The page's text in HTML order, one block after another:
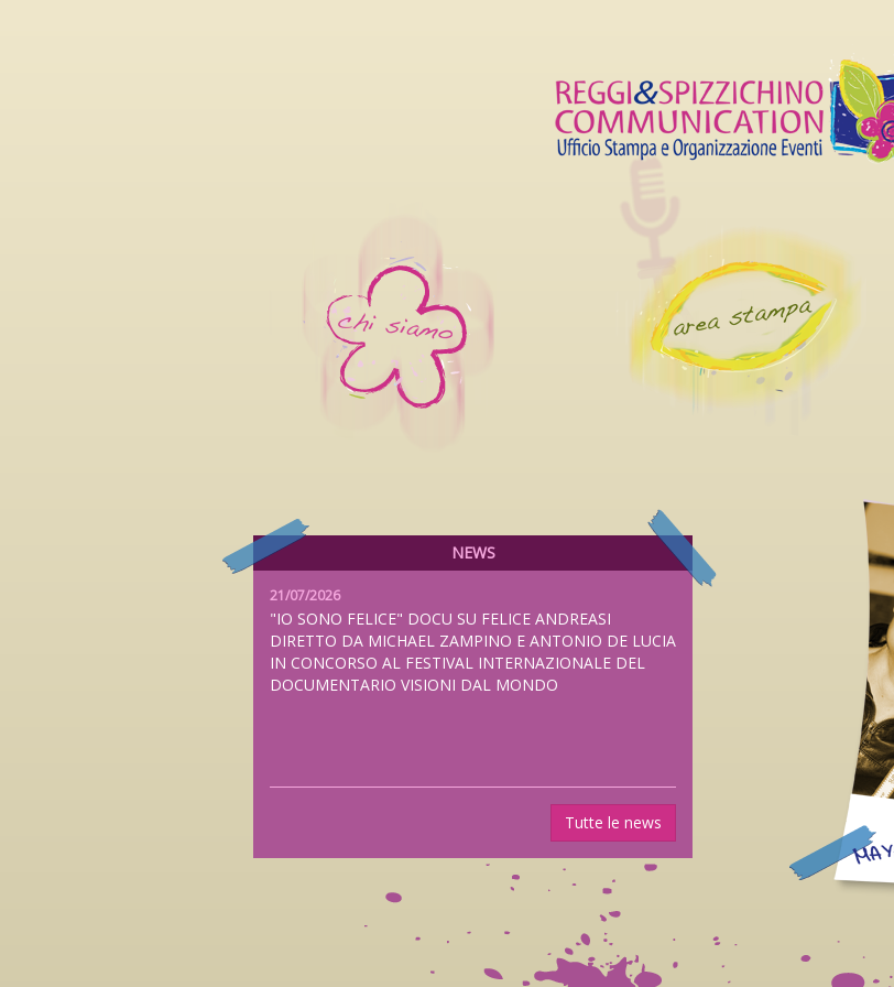
NEWS
21/07/2026
"IO SONO FELICE" DOCU SU FELICE ANDREASI
DIRETTO DA MICHAEL ZAMPINO E ANTONIO DE LUCIA
IN CONCORSO AL FESTIVAL INTERNAZIONALE DEL
DOCUMENTARIO VISIONI DAL MONDO
20/07/2026
"THE NAMELESS BALLAD", NUOVO HORROR DI
FEDERICO ZAMPAGLIONE PRESENTATO IN
ANTEPRIMA MONDIALE AL TUBI FRIGHTFEST DI
LONDRA E NELLE SALE ITALIANE DAL 5 NOVEMBRE
2026, DISTRIBUITO DA FILMCLUB DISTRIBUZIONE.
Tutte le news